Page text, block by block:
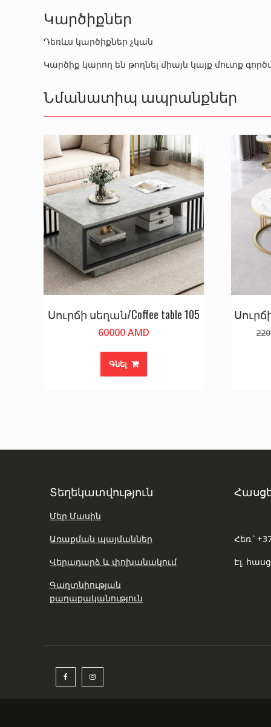
Կարծիքներ
Դեռևս կարծիքներ չկան
Կարծիք կարող են թողնել միայն կայք մուտք
Նմանատիպ ապրանքներ
Սուրճի սեղան/Coffee table 105
60000AMD
Գնել
Տեղեկատվություն
Մեր Մասին
Առաքման պայմաններ
Վերադարձ և փոխանակում
Գաղտնիության
քաղաքականություն
Հեռ.՝
Էլ.